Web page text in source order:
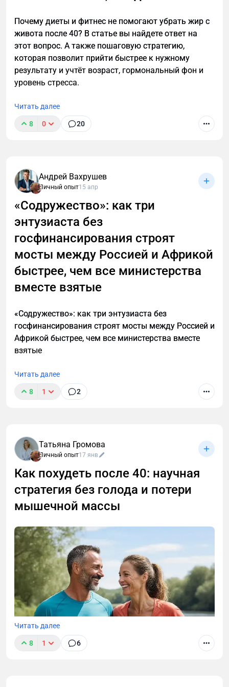
Почему диеты и фитнес не помогают убрать жир с
живота после 40? В статье вы найдете ответ на
этот вопрос. А также пошаговую стратегию,
которая позволит прийти быстрее к нужному
результату и учтёт возраст, гормональный фон и
уровень стресса.
Читать далее
8 0 20
Андрей Вахрушев
Личный опыт15 апр
«Содружество»: как три
энтузиаста без
госфинансирования строят
мосты между Россией и Африкой
быстрее, чем все министерства
вместе взятые
«Содружество»: как три энтузиаста без
госфинансирования строят мосты между Россией и
Африкой быстрее, чем все министерства вместе
взятые
Читать далее
8 1 2
Татьяна Громова
Личный опыт17 янв
Как похудеть после 40: научная
стратегия без голода и потери
мышечной массы
Читать далее
8 1 6